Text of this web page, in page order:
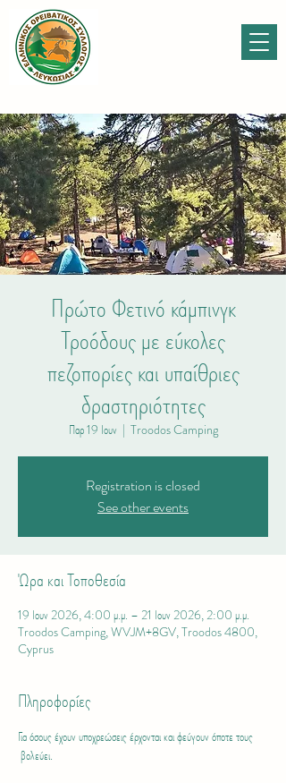
Πρώτο Φετινό κάμπινγκ
Τροόδους με εύκολες
πεζοπορίες και υπαίθριες
δραστηριότητες
Παρ 19 Ιουν
  |
Troodos Camping
Registration is closed
See other events
Ώρα και Τοποθεσία
19 Ιουν 2026, 4:00 μ.μ. – 21 Ιουν 2026, 2:00 μ.μ.
Troodos Camping, WVJM+8GV, Troodos 4800,
Cyprus
Πληροφορίες
Για όσους έχουν υποχρεώσεις έρχονται και φεύγουν όποτε τους
βολεύει.